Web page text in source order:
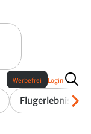
Flugerlebnis
Werbefrei Login